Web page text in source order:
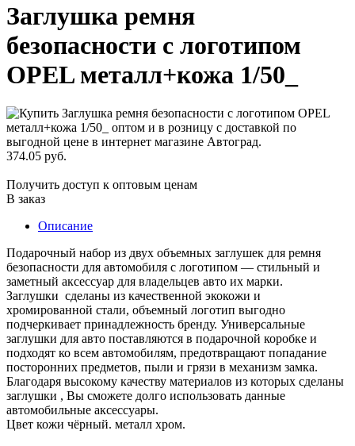
Заглушка ремня
безопасности с логотипом
OPEL металл+кожа 1/50_
374.05 руб.
Получить доступ к оптовым ценам
В заказ
Описание
Подарочный набор из двух объемных заглушек для ремня
безопасности для автомобиля с логотипом — стильный и
заметный аксессуар для владельцев авто их марки.
Заглушки сделаны из качественной экокожи и
хромированной стали, объемный логотип выгодно
подчеркивает принадлежность бренду. Универсальные
заглушки для авто поставляются в подарочной коробке и
подходят ко всем автомобилям, предотвращают попадание
посторонних предметов, пыли и грязи в механизм замка.
Благодаря высокому качеству материалов из которых сделаны
заглушки , Вы сможете долго использовать данные
автомобильные аксессуары.
Цвет кожи чёрный. металл хром.